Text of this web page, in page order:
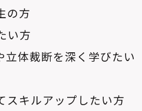
の方
い方
立体裁断を深く学びたい
スキルアップしたい方